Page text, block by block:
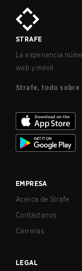
STRAFE
La experiencia
web y móvil.
Strafe, todo sobre
EMPRESA
Acerca de Strafe
Contáctanos
Carreras
LEGAL